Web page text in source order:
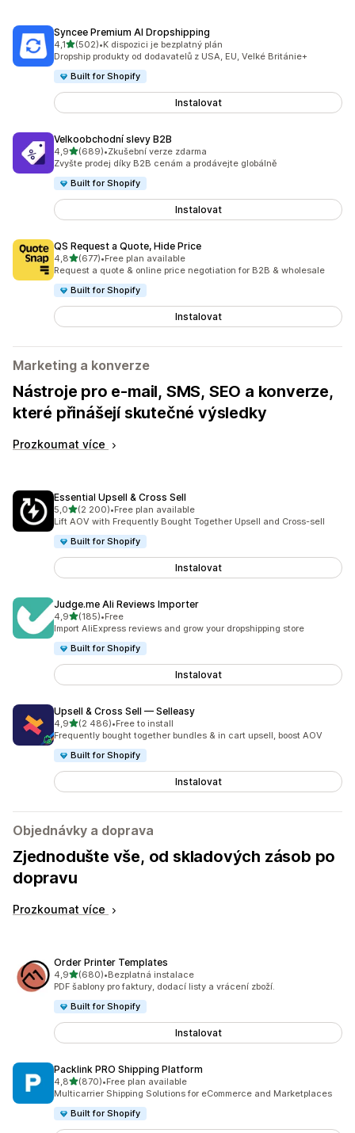
Syncee Premium AI Dropshipping
4,1z 5 hvězd
(502)
Celkový počet recenzí: 502
•K dispozici je bezplatný plán
Dropship produkty od dodavatelů z USA, EU, Velké Británie+
Built for Shopify
Instalovat
Velkoobchodní slevy B2B
4,9z 5 hvězd
(689)
Celkový počet recenzí: 689
•Zkušební verze zdarma
Zvyšte prodej díky B2B cenám a prodávejte globálně
Built for Shopify
Instalovat
QS Request a Quote, Hide Price
4,8z 5 hvězd
(677)
Celkový počet recenzí: 677
•Free plan available
Request a quote & online price negotiation for B2B & wholesale
Built for Shopify
Instalovat
Marketing a konverze
Nástroje pro e-mail, SMS, SEO a konverze,
které přinášejí skutečné výsledky
Prozkoumat více
Essential Upsell & Cross Sell
5,0z 5 hvězd
(2 200)
Celkový počet recenzí: 2200
•Free plan available
Lift AOV with Frequently Bought Together Upsell and Cross-sell
Built for Shopify
Instalovat
Judge.me Ali Reviews Importer
4,9z 5 hvězd
(185)
Celkový počet recenzí: 185
•Free
Import AliExpress reviews and grow your dropshipping store
Built for Shopify
Instalovat
Upsell & Cross Sell — Selleasy
4,9z 5 hvězd
(2 486)
Celkový počet recenzí: 2486
•Free to install
Frequently bought together bundles & in cart upsell, boost AOV
Built for Shopify
Instalovat
Objednávky a doprava
Zjednodušte vše, od skladových zásob po
dopravu
Prozkoumat více
Order Printer Templates
4,9z 5 hvězd
(680)
Celkový počet recenzí: 680
•Bezplatná instalace
PDF šablony pro faktury, dodací listy a vrácení zboží.
Built for Shopify
Instalovat
Packlink PRO Shipping Platform
4,8z 5 hvězd
(870)
Celkový počet recenzí: 870
•Free plan available
Multicarrier Shipping Solutions for eCommerce and Marketplaces
Built for Shopify